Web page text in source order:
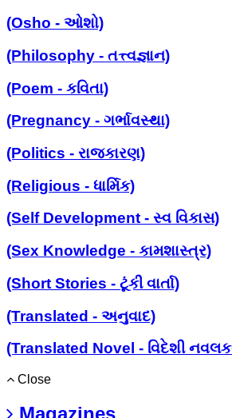
(Osho - ઓશો)
(Philosophy - તત્ત્વજ્ઞાન)
(Poem - કવિતા)
(Pregnancy - ગર્ભાવસ્થા)
(Politics - રાજકારણ)
(Religious - ધાર્મિક)
(Self Development - સ્વ વિકાસ)
(Sex Knowledge - કામશાસ્ત્ર)
(Short Stories - ટૂંકી વાર્તા)
(Translated - અનુવાદ)
(Translated Novel - વિદેશી
Close
Magazines